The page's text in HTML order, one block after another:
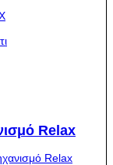
Relax
Relax